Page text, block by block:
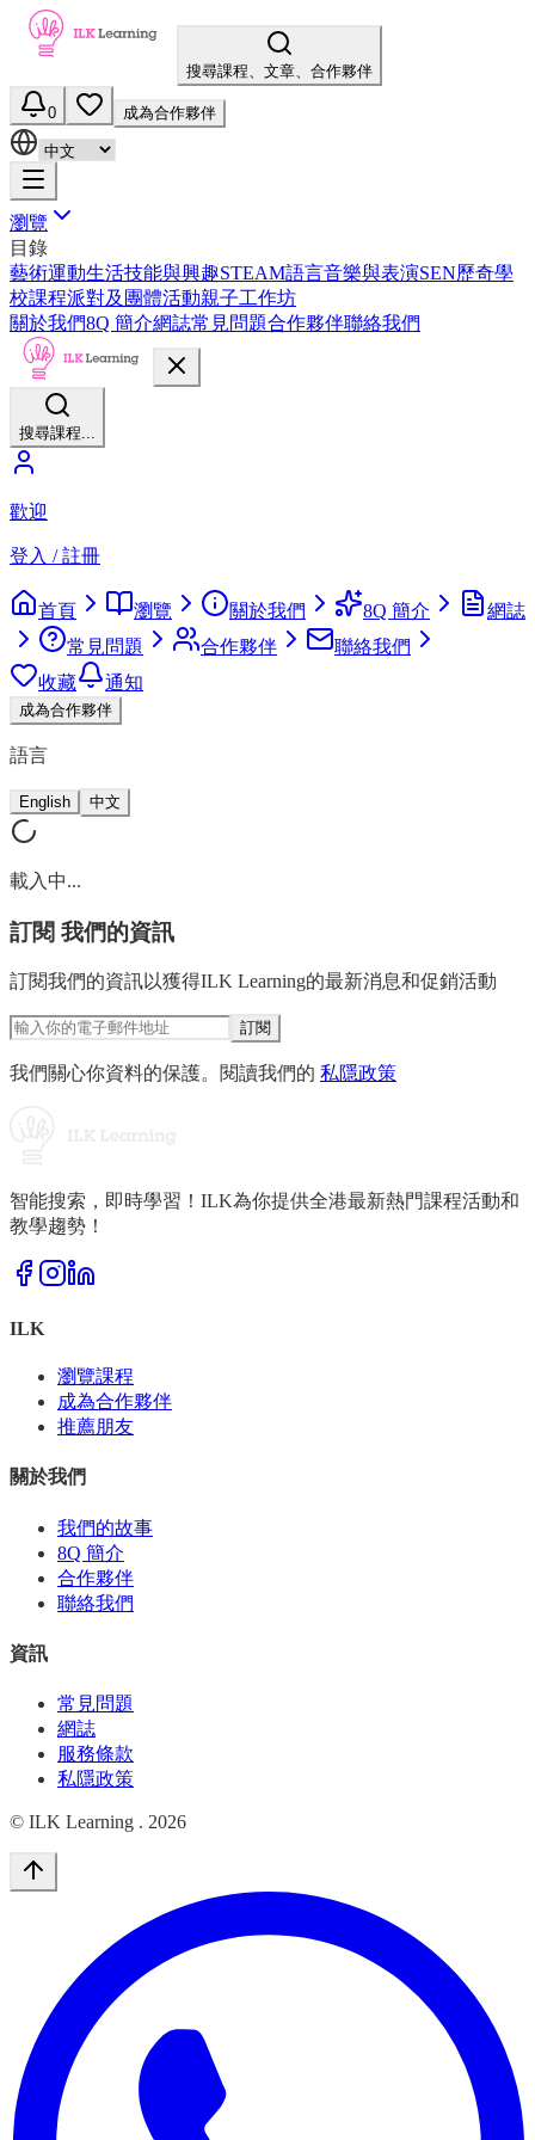
搜尋課程、文章、合作夥伴
0 成為合作夥伴
瀏覽
目錄
藝術運動生活技能與興趣STEAM語言音樂與表演SEN歷奇學
校課程派對及團體活動親子工作坊
關於我們8Q 簡介網誌常見問題合作夥伴聯絡我們
搜尋課程...
歡迎
登入 / 註冊
首頁 瀏覽 關於我們 8Q 簡介
網誌
常見問題
合作夥伴
聯絡我們
收藏
通知
成為合作夥伴
語言
English 中文
載入中...
訂閱 我們的資訊
訂閱我們的資訊以獲得ILK Learning的最新消息和促銷活動
訂閱
我們關心你資料的保護。閱讀我們的 私隱政策
智能搜索，即時學習！ILK為你提供全港最新熱門課程活動和
教學趨勢！
ILK
瀏覽課程
成為合作夥伴
推薦朋友
關於我們
我們的故事
8Q 簡介
合作夥伴
聯絡我們
資訊
常見問題
網誌
服務條款
私隱政策
© ILK Learning . 2026